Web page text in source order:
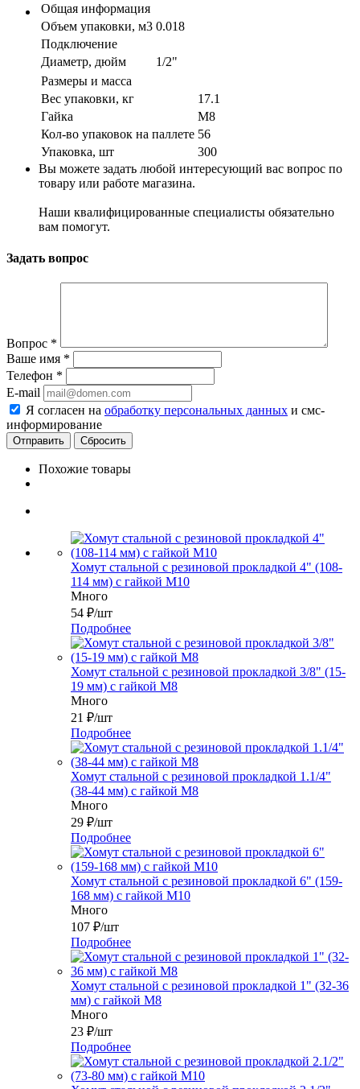
Общая информация
Объем упаковки, м3 0.018
Подключение
Диаметр, дюйм
1/2"
Размеры и масса
Вес упаковки, кг
17.1
Гайка
М8
Кол-во упаковок на паллете 56
Упаковка, шт
300
Вы можете задать любой интересующий вас вопрос по
товару или работе магазина.
Наши квалифицированные специалисты обязательно
вам помогут.
Задать вопрос
Вопрос *
Ваше имя *
Телефон *
E-mail
Я согласен на обработку персональных данных и смс-
информирование
Сбросить
Похожие товары
Хомут стальной с резиновой прокладкой 4" (108-
114 мм) с гайкой М10
Много
54 ₽/шт
Подробнее
Хомут стальной с резиновой прокладкой 3/8" (15-
19 мм) с гайкой М8
Много
21 ₽/шт
Подробнее
Хомут стальной с резиновой прокладкой 1.1/4"
(38-44 мм) с гайкой М8
Много
29 ₽/шт
Подробнее
Хомут стальной с резиновой прокладкой 6" (159-
168 мм) с гайкой М10
Много
107 ₽/шт
Подробнее
Хомут стальной с резиновой прокладкой 1" (32-36
мм) с гайкой М8
Много
23 ₽/шт
Подробнее